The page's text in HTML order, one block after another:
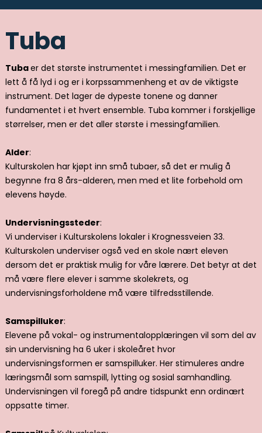
Tuba
Tubaer det største instrumentet i messingfamilien. Det er
lett å få lyd i og er i korpssammenheng et av de viktigste
instrument. Det lager de dypeste tonene og danner
fundamentet i et hvert ensemble. Tuba kommer i forskjellige
størrelser, men er det aller største i messingfamilien.
Alder:
Kulturskolen har kjøpt inn små tubaer, så det er mulig å
begynne fra 8 års-alderen, men med et lite forbehold om
elevens høyde.
Undervisningssteder:
Vi underviser i Kulturskolens lokaler i Krognessveien 33.
Kulturskolen underviser også ved en skole nært eleven
dersom det er praktisk mulig for våre lærere. Det betyr at det
må være flere elever i samme skolekrets, og
undervisningsforholdene må være tilfredsstillende.
Samspilluker:
Elevene på vokal- og instrumentalopplæringen vil som del av
sin undervisning ha 6 uker i skoleåret hvor
undervisningsformen er samspilluker. Her stimuleres andre
læringsmål som samspill, lytting og sosial samhandling.
Undervisningen vil foregå på andre tidspunkt enn ordinært
oppsatte timer.